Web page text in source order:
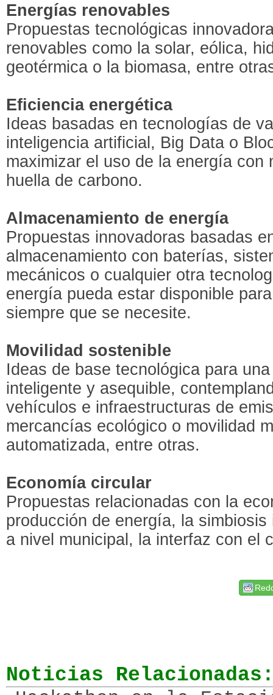
Energías renovables
Propuestas tecnológicas
renovables como la solar, eólica,
geotérmica o la biomasa, entre
Eficiencia energética
Ideas basadas en tecnologías de
inteligencia artificial, Big Data o
maximizar el uso de la energía con
huella de carbono.
Almacenamiento de energía
Propuestas innovadoras basadas
almacenamiento con baterías,
mecánicos o cualquier otra
energía pueda estar disponible
siempre que se necesite.
Movilidad sostenible
Ideas de base tecnológica para
inteligente y asequible,
vehículos e infraestructuras de
mercancías ecológico o movilidad
automatizada, entre otras.
Economía circular
Propuestas relacionadas con la
producción de energía, la
a nivel municipal, la interfaz con el
Noticias